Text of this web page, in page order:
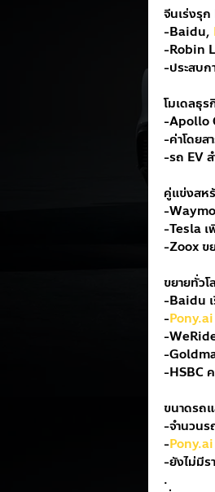
จีนเร่งรุ
-Baidu,
-Robin
-ประสบก
โมเดลธุร
-Apollo
-ค่าโดยส
-รถ EV
คู่แข่งสห
-
-Tesla เ
-Zoox ข
ขยายทั่ว
-Baidu
-Pony.ai
-
-
-HSBC
ขนาดรถ
-จำนวนร
-Pony.ai
-ยังไม่มีร
.